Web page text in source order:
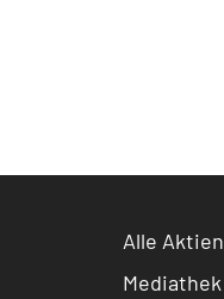
Alle Aktien
Mediathek